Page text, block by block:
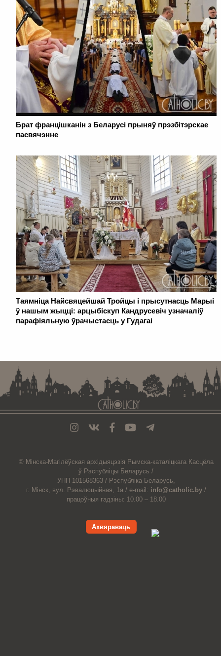
Брат францішканін з Беларусі прыняў прэзбітэрскае
пасвячэнне
Таямніца Найсвяцейшай Тройцы і прысутнасць Марыі
ў нашым жыцці: арцыбіскуп Кандрусевіч узначаліў
парафіяльную ўрачыстасць у Гудагаі
© Мiнска-Магiлёўская архiдыяцэзiя Рымска-каталіцкага Касцёла
ў Рэспубліцы Беларусь /
УНП 101568363 / Рэспубліка Беларусь,
г. Мінск, вул. Рэвалюцыйная, 1а / e-mail: info@catholic.by /
працоўныя гадзіны: 10.00 – 18.00
Ахвяраваць